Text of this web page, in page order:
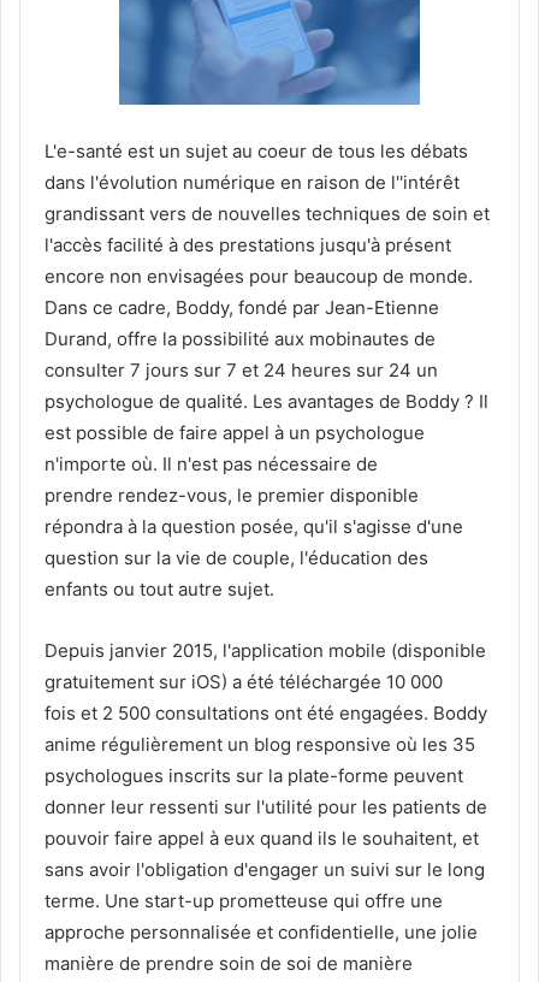
L'e-santé est un sujet au coeur de tous les débats
dans l'évolution numérique en raison de l''intérêt
grandissant vers de nouvelles techniques de soin et
l'accès facilité à des prestations jusqu'à présent
encore non envisagées pour beaucoup de monde.
Dans ce cadre, Boddy, fondé par Jean-Etienne
Durand, offre la possibilité aux mobinautes de
consulter 7 jours sur 7 et 24 heures sur 24 un
psychologue de qualité. Les avantages de Boddy ? Il
est possible de faire appel à un psychologue
n'importe où. Il n'est pas nécessaire de
prendre rendez-vous, le premier disponible
répondra à la question posée, qu'il s'agisse d'une
question sur la vie de couple, l'éducation des
enfants ou tout autre sujet.
Depuis janvier 2015, l'application mobile (disponible
gratuitement sur iOS) a été téléchargée 10 000
fois et 2 500 consultations ont été engagées. Boddy
anime régulièrement un blog responsive où les 35
psychologues inscrits sur la plate-forme peuvent
donner leur ressenti sur l'utilité pour les patients de
pouvoir faire appel à eux quand ils le souhaitent, et
sans avoir l'obligation d'engager un suivi sur le long
terme. Une start-up prometteuse qui offre une
approche personnalisée et confidentielle, une jolie
manière de prendre soin de soi de manière